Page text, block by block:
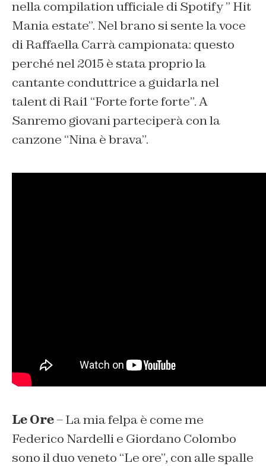
nella compilation ufficiale di Spotify ” Hit
Mania estate”. Nel brano si sente la voce
di Raffaella Carrà campionata: questo
perché nel 2015 è stata proprio la
cantante conduttrice a guidarla nel
talent di Rai1 “Forte forte forte”. A
Sanremo giovani parteciperà con la
canzone “Nina è brava”.
Le Ore– La mia felpa è come me
Federico Nardelli e Giordano Colombo
sono il duo veneto “Le ore”, con alle spalle